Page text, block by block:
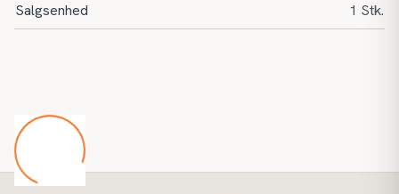
Salgsenhed
1 Stk.